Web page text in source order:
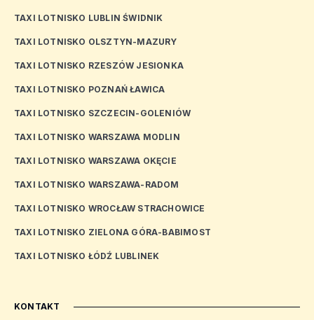
TAXI LOTNISKO LUBLIN ŚWIDNIK
TAXI LOTNISKO OLSZTYN-MAZURY
TAXI LOTNISKO RZESZÓW JESIONKA
TAXI LOTNISKO POZNAŃ ŁAWICA
TAXI LOTNISKO SZCZECIN-GOLENIÓW
TAXI LOTNISKO WARSZAWA MODLIN
TAXI LOTNISKO WARSZAWA OKĘCIE
TAXI LOTNISKO WARSZAWA-RADOM
TAXI LOTNISKO WROCŁAW STRACHOWICE
TAXI LOTNISKO ZIELONA GÓRA-BABIMOST
TAXI LOTNISKO ŁÓDŹ LUBLINEK
KONTAKT